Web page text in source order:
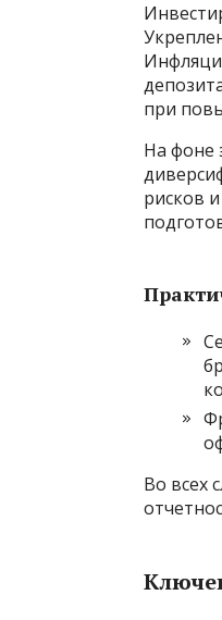
при
На фоне
рисков
Во всех